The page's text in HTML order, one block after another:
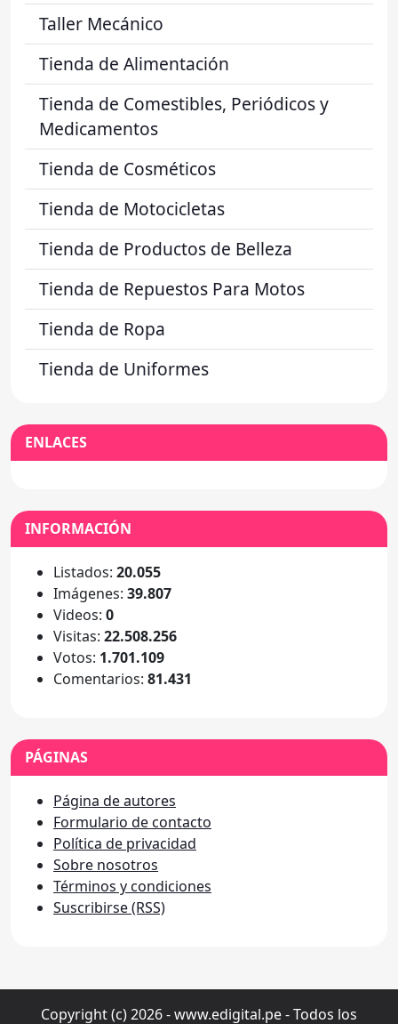
Taller Mecánico
Tienda de Alimentación
Tienda de Comestibles, Periódicos y
Medicamentos
Tienda de Cosméticos
Tienda de Motocicletas
Tienda de Productos de Belleza
Tienda de Repuestos Para Motos
Tienda de Ropa
Tienda de Uniformes
ENLACES
INFORMACIÓN
Listados: 20.055
Imágenes: 39.807
Videos: 0
Visitas: 22.508.256
Votos: 1.701.109
Comentarios: 81.431
PÁGINAS
Página de autores
Formulario de contacto
Política de privacidad
Sobre nosotros
Términos y condiciones
Suscribirse (RSS)
Copyright (c) 2026 - www.edigital.pe - Todos los